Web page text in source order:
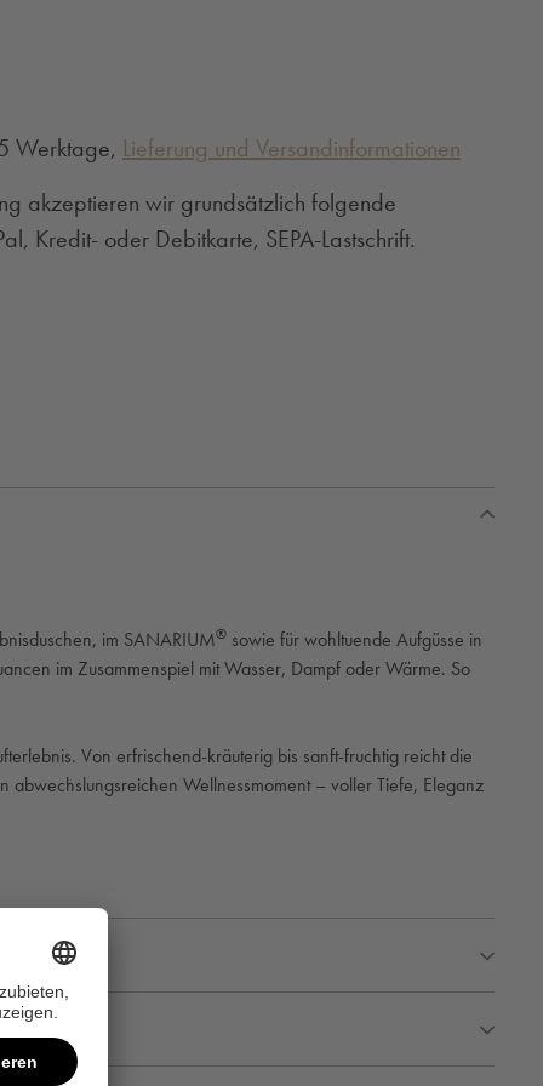
Werktage, Lieferung und Versandinformationen
akzeptieren wir grundsätzlich folgende
Kredit- oder Debitkarte, SEPA-Lastschrift.
im SANARIUM® sowie für wohltuende Aufgüsse in
im Zusammenspiel mit Wasser, Dampf oder Wärme. So
Von erfrischend-kräuterig bis sanft-fruchtig reicht die
abwechslungsreichen Wellnessmoment– voller Tiefe, Eleganz